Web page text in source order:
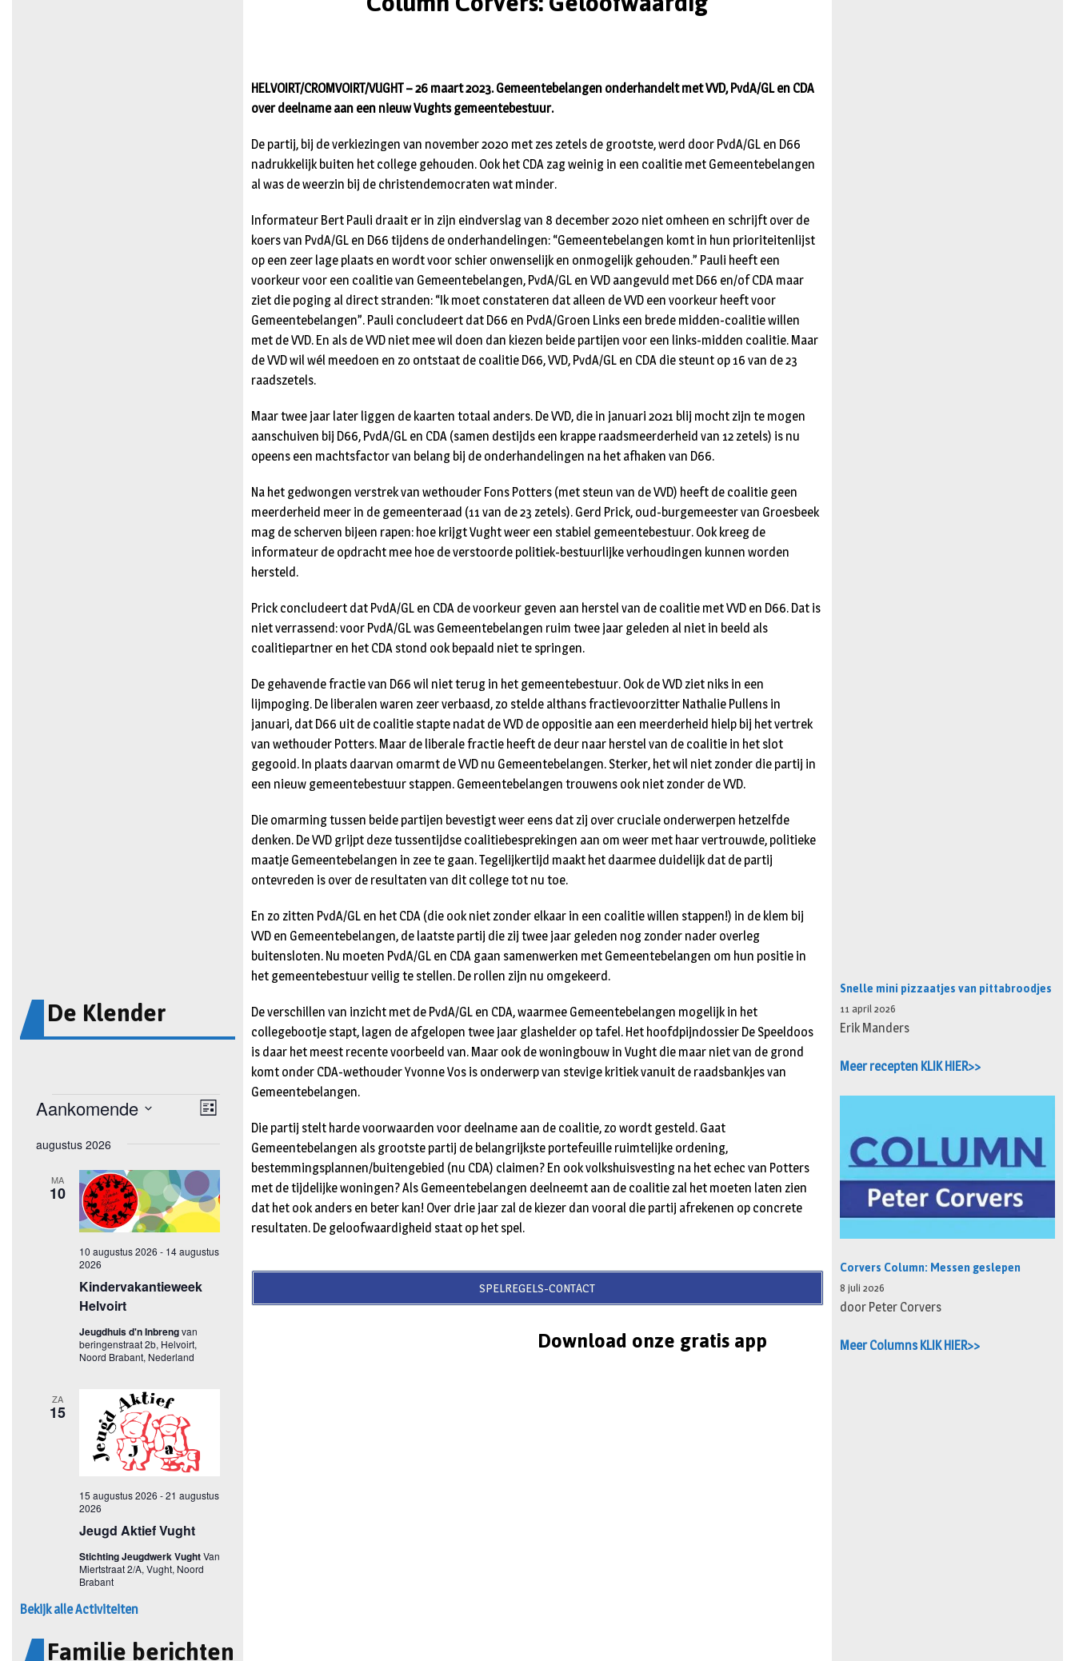
De Klender
Bekijk alle Activiteiten
Familie berichten
HELVOIRT/CROMVOIRT/VUGHT – 26 maart 2023. Gemeentebelangen onderhandelt met VVD, PvdA/GL en CDA
over deelname aan een nieuw Vughts gemeentebestuur.
De partij, bij de verkiezingen van november 2020 met zes zetels de grootste, werd door PvdA/GL en D66
nadrukkelijk buiten het college gehouden. Ook het CDA zag weinig in een coalitie met Gemeentebelangen
al was de weerzin bij de christendemocraten wat minder.
Informateur Bert Pauli draait er in zijn eindverslag van 8 december 2020 niet omheen en schrijft over de
koers van PvdA/GL en D66 tijdens de onderhandelingen: “Gemeentebelangen komt in hun prioriteitenlijst
op een zeer lage plaats en wordt voor schier onwenselijk en onmogelijk gehouden.” Pauli heeft een
voorkeur voor een coalitie van Gemeentebelangen, PvdA/GL en VVD aangevuld met D66 en/of CDA maar
ziet die poging al direct stranden: “Ik moet constateren dat alleen de VVD een voorkeur heeft voor
Gemeentebelangen”. Pauli concludeert dat D66 en PvdA/Groen Links een brede midden-coalitie willen
met de VVD. En als de VVD niet mee wil doen dan kiezen beide partijen voor een links-midden coalitie. Maar
de VVD wil wél meedoen en zo ontstaat de coalitie D66, VVD, PvdA/GL en CDA die steunt op 16 van de 23
raadszetels.
Maar twee jaar later liggen de kaarten totaal anders. De VVD, die in januari 2021 blij mocht zijn te mogen
aanschuiven bij D66, PvdA/GL en CDA (samen destijds een krappe raadsmeerderheid van 12 zetels) is nu
opeens een machtsfactor van belang bij de onderhandelingen na het afhaken van D66.
Na het gedwongen verstrek van wethouder Fons Potters (met steun van de VVD) heeft de coalitie geen
meerderheid meer in de gemeenteraad (11 van de 23 zetels). Gerd Prick, oud-burgemeester van Groesbeek
mag de scherven bijeen rapen: hoe krijgt Vught weer een stabiel gemeentebestuur. Ook kreeg de
informateur de opdracht mee hoe de verstoorde politiek-bestuurlijke verhoudingen kunnen worden
hersteld.
Prick concludeert dat PvdA/GL en CDA de voorkeur geven aan herstel van de coalitie met VVD en D66. Dat is
niet verrassend: voor PvdA/GL was Gemeentebelangen ruim twee jaar geleden al niet in beeld als
coalitiepartner en het CDA stond ook bepaald niet te springen.
De gehavende fractie van D66 wil niet terug in het gemeentebestuur. Ook de VVD ziet niks in een
lijmpoging. De liberalen waren zeer verbaasd, zo stelde althans fractievoorzitter Nathalie Pullens in
januari, dat D66 uit de coalitie stapte nadat de VVD de oppositie aan een meerderheid hielp bij het vertrek
van wethouder Potters. Maar de liberale fractie heeft de deur naar herstel van de coalitie in het slot
gegooid. In plaats daarvan omarmt de VVD nu Gemeentebelangen. Sterker, het wil niet zonder die partij in
een nieuw gemeentebestuur stappen. Gemeentebelangen trouwens ook niet zonder de VVD.
Die omarming tussen beide partijen bevestigt weer eens dat zij over cruciale onderwerpen hetzelfde
denken. De VVD grijpt deze tussentijdse coalitiebesprekingen aan om weer met haar vertrouwde, politieke
maatje Gemeentebelangen in zee te gaan. Tegelijkertijd maakt het daarmee duidelijk dat de partij
ontevreden is over de resultaten van dit college tot nu toe.
En zo zitten PvdA/GL en het CDA (die ook niet zonder elkaar in een coalitie willen stappen!) in de klem bij
VVD en Gemeentebelangen, de laatste partij die zij twee jaar geleden nog zonder nader overleg
buitensloten. Nu moeten PvdA/GL en CDA gaan samenwerken met Gemeentebelangen om hun positie in
het gemeentebestuur veilig te stellen. De rollen zijn nu omgekeerd.
De verschillen van inzicht met de PvdA/GL en CDA, waarmee Gemeentebelangen mogelijk in het
collegebootje stapt, lagen de afgelopen twee jaar glashelder op tafel. Het hoofdpijndossier De Speeldoos
is daar het meest recente voorbeeld van. Maar ook de woningbouw in Vught die maar niet van de grond
komt onder CDA-wethouder Yvonne Vos is onderwerp van stevige kritiek vanuit de raadsbankjes van
Gemeentebelangen.
Die partij stelt harde voorwaarden voor deelname aan de coalitie, zo wordt gesteld. Gaat
Gemeentebelangen als grootste partij de belangrijkste portefeuille ruimtelijke ordening,
bestemmingsplannen/buitengebied (nu CDA) claimen? En ook volkshuisvesting na het echec van Potters
met de tijdelijke woningen? Als Gemeentebelangen deelneemt aan de coalitie zal het moeten laten zien
dat het ook anders en beter kan! Over drie jaar zal de kiezer dan vooral die partij afrekenen op concrete
resultaten. De geloofwaardigheid staat op het spel.
SPELREGELS-CONTACT
Download onze gratis app
Snelle mini pizzaatjes van pittabroodjes
11 april 2026
Erik Manders
Meer recepten KLIK HIER>>
Corvers Column: Messen geslepen
8 juli 2026
door Peter Corvers
Meer Columns KLIK HIER>>